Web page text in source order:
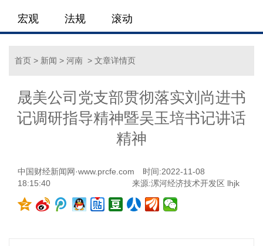
宏观 法规 滚动
首页 > 新闻 > 河南 > 文章详情页
晟美公司党支部贯彻落实刘尚进书
记调研指导精神暨吴玉培书记讲话
精神
中国财经新闻网·www.prcfe.com
时间:2022-11-08
18:15:40
来源:漯河经济技术开发区 lhjk